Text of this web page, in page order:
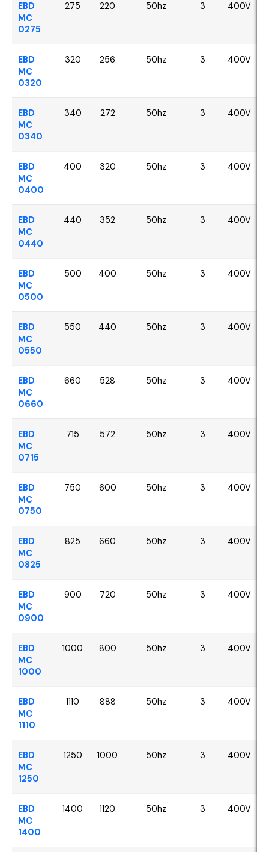
EBD
MC
0275
275 220 50hz 3 400V
EBD
MC
0320
320 256 50hz 3 400V
EBD
MC
0340
340 272 50hz 3 400V
EBD
MC
0400
400 320 50hz 3 400V
EBD
MC
0440
440 352 50hz 3 400V
EBD
MC
0500
500 400 50hz 3 400V
EBD
MC
0550
550 440 50hz 3 400V
EBD
MC
0660
660 528 50hz 3 400V
EBD
MC
0715
715 572 50hz 3 400V
EBD
MC
0750
750 600 50hz 3 400V
EBD
MC
0825
825 660 50hz 3 400V
EBD
MC
0900
900 720 50hz 3 400V
EBD
MC
1000
1000 800 50hz 3 400V
EBD
MC
1110
1110 888 50hz 3 400V
EBD
MC
1250
1250 1000 50hz 3 400V
EBD
MC
1400
1400 1120 50hz 3 400V